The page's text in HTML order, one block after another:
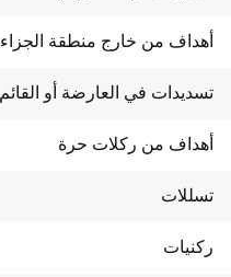
أهداف من خارج منطقة الجزاء
تسديدات في العارضة أو القائم
أهداف من ركلات حرة
تسللات
ركنيات